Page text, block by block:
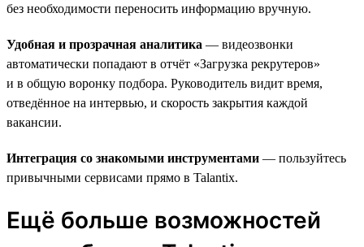
без необходимости переносить информацию вручную.
Удобная и прозрачная аналитика — видеозвонки
автоматически попадают в отчёт «Загрузка рекрутеров»
и в общую воронку подбора. Руководитель видит время,
отведённое на интервью, и скорость закрытия каждой
вакансии.
Интеграция со знакомыми инструментами — пользуйтесь
привычными сервисами прямо в Talantix.
Ещё больше возможностей